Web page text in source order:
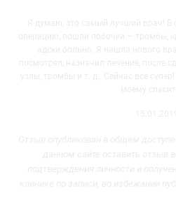
Я думаю, это самый лучший врач! В
операцию, пошли побочки — тромбы,
адски больно. Я нашла нового
посмотрел, назначил лечение, после
узлы, тромбы и т. д.. Сейчас все
моему
15.01.2019
Отзыв опубликован в общем доступе
данном сайте оставить отзыв
подтверждения личности и
клинике
по записи, во избежании